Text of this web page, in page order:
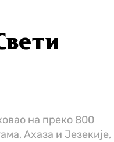
на преко 800
Ахаза и Језекије,